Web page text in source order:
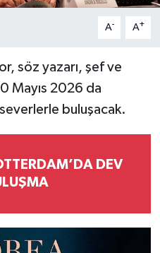
A- A+
söz yazarı, şef ve
Mayıs 2026 da
buluşacak.
DEV